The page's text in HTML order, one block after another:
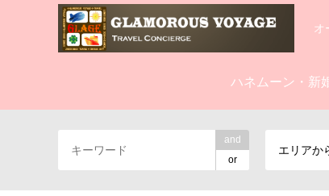
オ
ハネムーン・新
and
or
エリアか